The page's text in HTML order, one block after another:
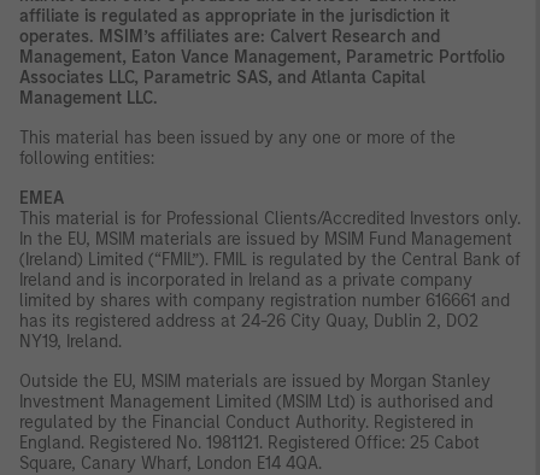
affiliate is regulated as appropriate in the jurisdiction it
operates. MSIM’s affiliates are: Calvert Research and
Management, Eaton Vance Management, Parametric Portfolio
Associates LLC, Parametric SAS, and Atlanta Capital
Management LLC.
This material has been issued by any one or more of the
following entities:
EMEA
This material is for Professional Clients/Accredited Investors only.
In the EU, MSIM materials are issued by MSIM Fund Management
(Ireland) Limited (“FMIL”). FMIL is regulated by the Central Bank of
Ireland and is incorporated in Ireland as a private company
limited by shares with company registration number 616661 and
has its registered address at 24-26 City Quay, Dublin 2, DO2
NY19, Ireland.
Outside the EU, MSIM materials are issued by Morgan Stanley
Investment Management Limited (MSIM Ltd) is authorised and
regulated by the Financial Conduct Authority. Registered in
England. Registered No. 1981121. Registered Ofﬁce: 25 Cabot
Square, Canary Wharf, London E14 4QA.